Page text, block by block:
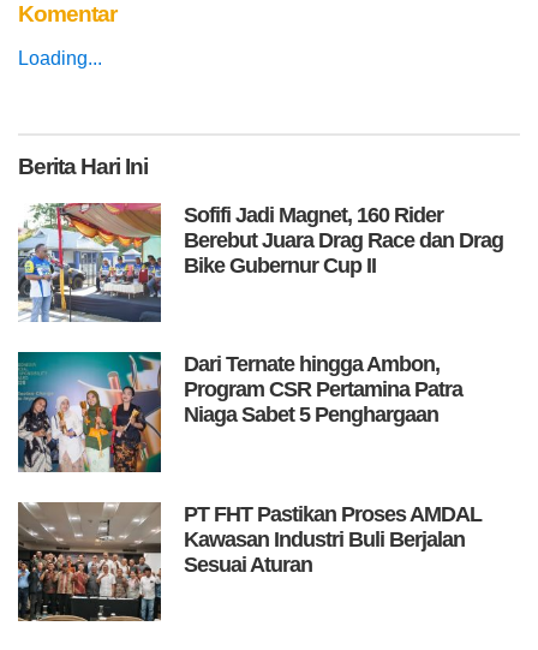
Komentar
Loading...
BeritaHari Ini
Sofifi Jadi Magnet, 160 Rider
Berebut Juara Drag Race dan Drag
Bike Gubernur Cup II
Dari Ternate hingga Ambon,
Program CSR Pertamina Patra
Niaga Sabet 5 Penghargaan
PT FHT Pastikan Proses AMDAL
Kawasan Industri Buli Berjalan
Sesuai Aturan